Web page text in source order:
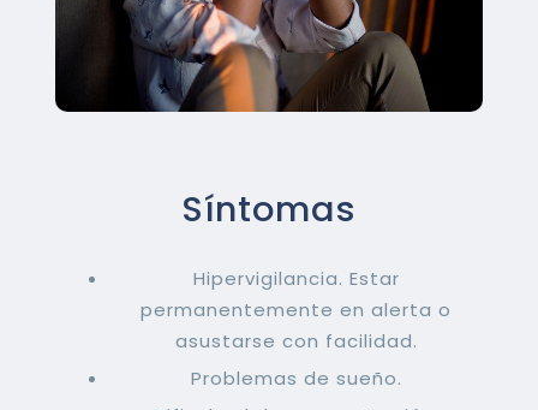
Síntomas
Hipervigilancia. Estar
permanentemente en alerta o
asustarse con facilidad.
Problemas de sueño.